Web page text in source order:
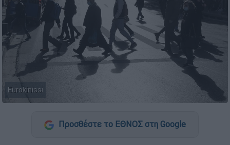
Eurokinissi
Προσθέστε το ΕΘΝΟΣ στη Google